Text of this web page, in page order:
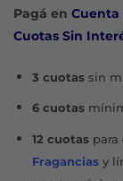
Pagá en Cuenta
Cuotas Sin
3 cuotassin
6 cuotas
12 cuotaspara
Fraganciasy